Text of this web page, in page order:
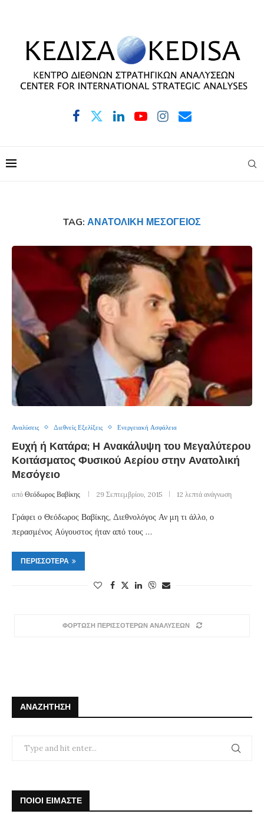
TAG: ΑΝΑΤΟΛΙΚΉ ΜΕΣΌΓΕΙΟΣ
Αναλύσεις Διεθνείς Εξελίξεις Ενεργειακή Ασφάλεια
Ευχή ή Κατάρα; Η Ανακάλυψη του Μεγαλύτερου
Κοιτάσματος Φυσικού Αερίου στην Ανατολική
Μεσόγειο
από Θεόδωρος Βαβίκης 29 Σεπτεμβρίου, 2015 12 λεπτά ανάγνωση
Γράφει ο Θεόδωρος Βαβίκης, Διεθνολόγος Αν μη τι άλλο, ο
περασμένος Αύγουστος ήταν από τους …
ΠΕΡΙΣΣΌΤΕΡΑ
ΦΟΡΤΩΣΗ ΠΕΡΙΣΣΟΤΕΡΩΝ ΑΝΑΛΥΣΕΩΝ
ΑΝΑΖΉΤΗΣΗ
ΠΟΙΟΙ ΕΙΜΑΣΤΕ